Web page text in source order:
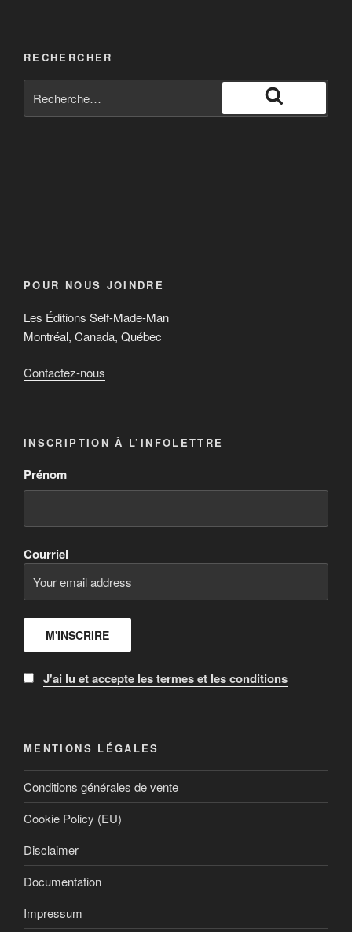
RECHERCHER
POUR NOUS JOINDRE
Les Éditions Self-Made-Man
Montréal, Canada, Québec
Contactez-nous
INSCRIPTION À L’INFOLETTRE
Prénom
Courriel
J'ai lu et accepte les termes et les conditions
MENTIONS LÉGALES
Conditions générales de vente
Cookie Policy (EU)
Disclaimer
Documentation
Impressum